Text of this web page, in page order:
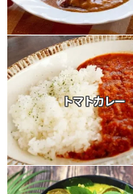
トマトカレー